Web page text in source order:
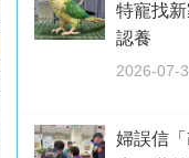
特寵找
認養
2026-07-
婦誤信